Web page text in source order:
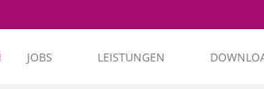
JOBS LEISTUNGEN